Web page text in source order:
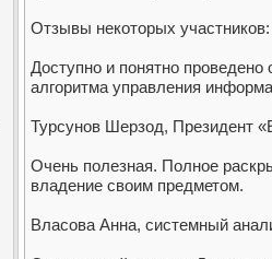
Отзывы некоторых участников:
Доступно и понятно
алгоритма управления
Турсунов Шерзод, Президент
Очень полезная. Полное
владение своим предметом.
Власова Анна, системный